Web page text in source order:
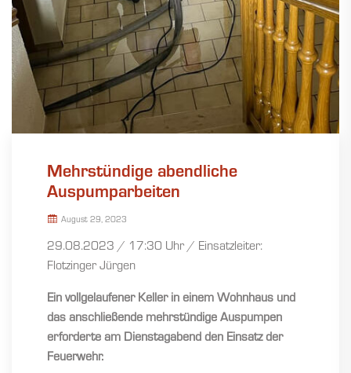
Mehrstündige abendliche
Auspumparbeiten
August 29, 2023
29.08.2023 / 17:30 Uhr / Einsatzleiter:
Flotzinger Jürgen
Ein vollgelaufener Keller in einem Wohnhaus und
das anschließende mehrstündige Auspumpen
erforderte am Dienstagabend den Einsatz der
Feuerwehr.